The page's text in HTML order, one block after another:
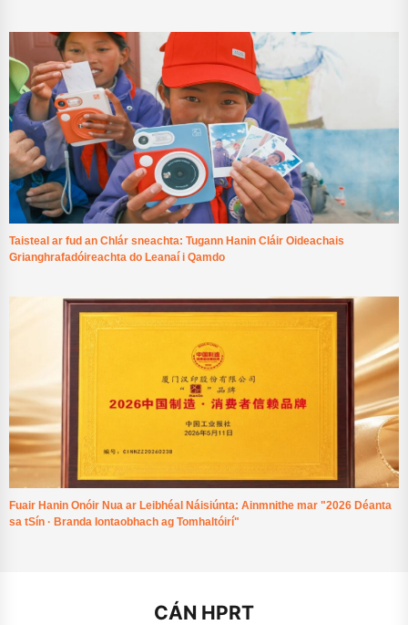
Taisteal ar fud an Chlár sneachta: Tugann Hanin Cláir Oideachais
Grianghrafadóireachta do Leanaí i Qamdo
Fuair Hanin Onóir Nua ar Leibhéal Náisiúnta: Ainmnithe mar "2026 Déanta
sa tSín · Branda Iontaobhach ag Tomhaltóirí"
CÁN HPRT